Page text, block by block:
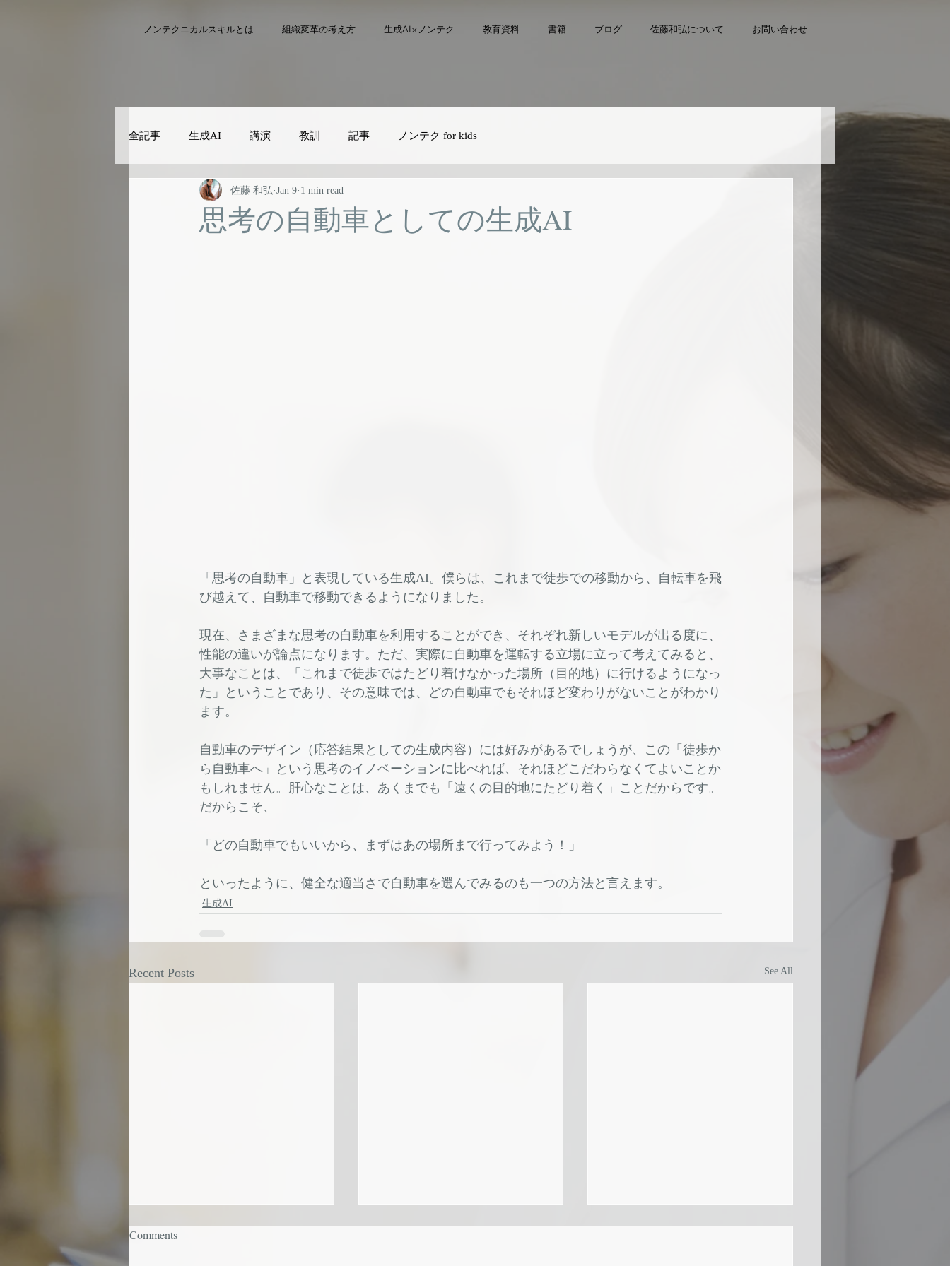
ノンテクニカルスキルとは 組織変革の考え方 生成AI×ノンテク 教育資料 書籍 ブログ 佐藤和弘について お問い合わせ
全記事 生成AI 講演 教訓 記事 ノンテク for kids
思考の自動車としての生成AI
佐藤 和弘 Jan 9 1 min read
「思考の自動車」と表現している生成AI。僕らは、これまで徒歩での移動から、自転車を飛
び越えて、自動車で移動できるようになりました。
現在、さまざまな思考の自動車を利用することができ、それぞれ新しいモデルが出る度に、
性能の違いが論点になります。ただ、実際に自動車を運転する立場に立って考えてみると、
大事なことは、「これまで徒歩ではたどり着けなかった場所（目的地）に行けるようになっ
た」ということであり、その意味では、どの自動車でもそれほど変わりがないことがわかり
ます。
自動車のデザイン（応答結果としての生成内容）には好みがあるでしょうが、この「徒歩か
ら自動車へ」という思考のイノベーションに比べれば、それほどこだわらなくてよいことか
もしれません。肝心なことは、あくまでも「遠くの目的地にたどり着く」ことだからです。
だからこそ、
「どの自動車でもいいから、まずはあの場所まで行ってみよう！」
といったように、健全な適当さで自動車を選んでみるのも一つの方法と言えます。
生成AI
Recent Posts See All
Comments